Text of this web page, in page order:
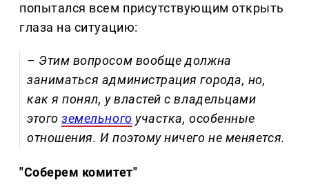
попытался всем присутствующим открыть
глаза на ситуацию:
– Этим вопросом вообще должна
заниматься администрация города, но,
как я понял, у властей с владельцами
этогоземельного участка, особенные
отношения. И поэтому ничего не меняется.
"Соберем комитет"